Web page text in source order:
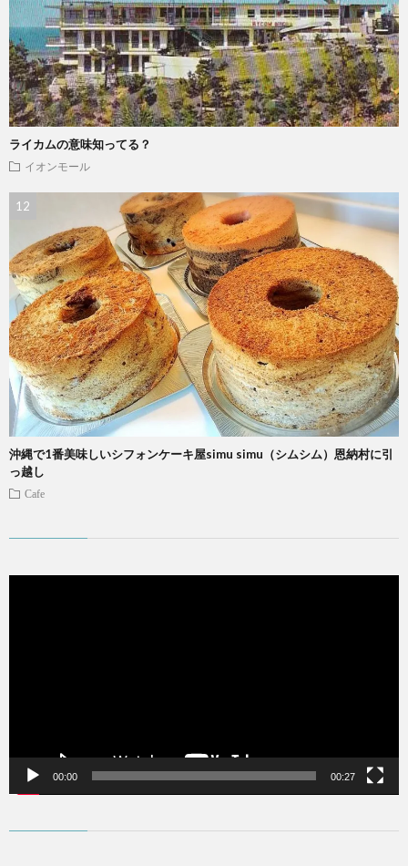
ライカムの意味知ってる？
イオンモール
沖縄で1番美味しいシフォンケーキ屋simu simu（シムシム）恩納村に引
っ越し
Cafe
動
00:00 00:27